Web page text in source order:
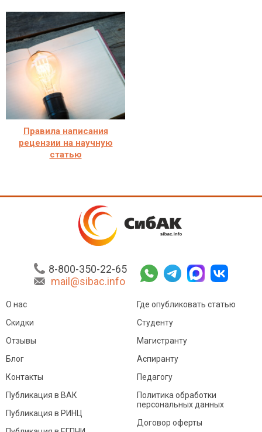
Правила написания
рецензии на научную
статью
8-800-350-22-65
mail@sibac.info
О нас
Скидки
Отзывы
Блог
Контакты
Где опубликовать статью
Студенту
Магистранту
Аспиранту
Педагогу
Публикация в ВАК
Публикация в РИНЦ
Политика обработки
персональных данных
Договор оферты